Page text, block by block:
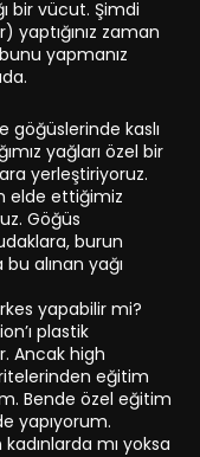
bir vücut. Şimdi
zaman
yapmanız
göğüslerinde kaslı
yağları özel bir
yerleştiriyoruz.
elde ettiğimiz
Göğüs
burun
bu alınan yağı
yapabilir mi?
plastik
Ancak high
eğitim
Bende özel eğitim
yapıyorum.
mı yoksa